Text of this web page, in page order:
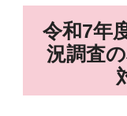
令和7年
況調査